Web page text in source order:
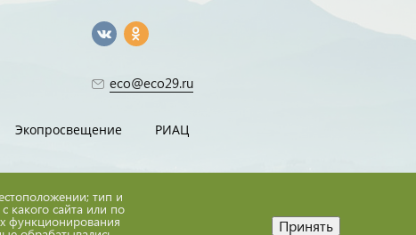
Экопросвещение РИАЦ
eco@eco29.ru
тип и
какого сайта или по
функционирования Принять